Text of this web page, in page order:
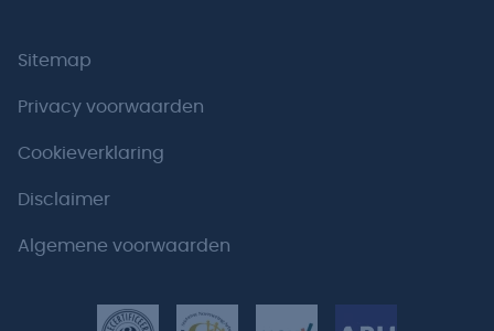
Sitemap
Privacy voorwaarden
Cookieverklaring
Disclaimer
Algemene voorwaarden